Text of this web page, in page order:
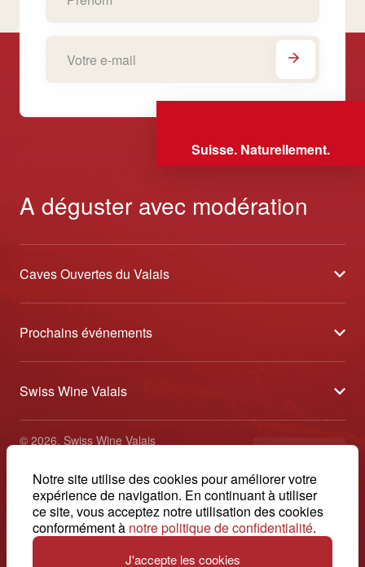
Notre site utilise des cookies pour améliorer votre
expérience de navigation. En continuant à utiliser
ce site, vous acceptez notre utilisation des cookies
conformément à notre politique de confidentialité.
J'accepte les cookies
Suisse. Naturellement.
A déguster avec modération
Caves Ouvertes du Valais
À propos
Partenaires
Prochains événements
Tavolata des Vins du Valais
Sélection des Vins du Valais
Swiss Wine Valais
Avenue de la Gare 2 - CP 144 - 1964 Conthey
info@swisswinevalais.ch
© 2026, Swiss Wine Valais